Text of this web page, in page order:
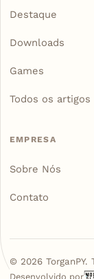
Destaque
Downloads
Games
Todos os artigos
EMPRESA
Sobre Nós
Contato
© 2026TorganPY.
Desenvolvido por